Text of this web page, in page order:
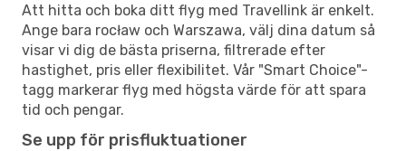
Att hitta och boka ditt flyg med Travellink är enkelt.
Ange bara rocław och Warszawa, välj dina datum så
visar vi dig de bästa priserna, filtrerade efter
hastighet, pris eller flexibilitet. Vår "Smart Choice"-
tagg markerar flyg med högsta värde för att spara
tid och pengar.
Se upp för prisfluktuationer